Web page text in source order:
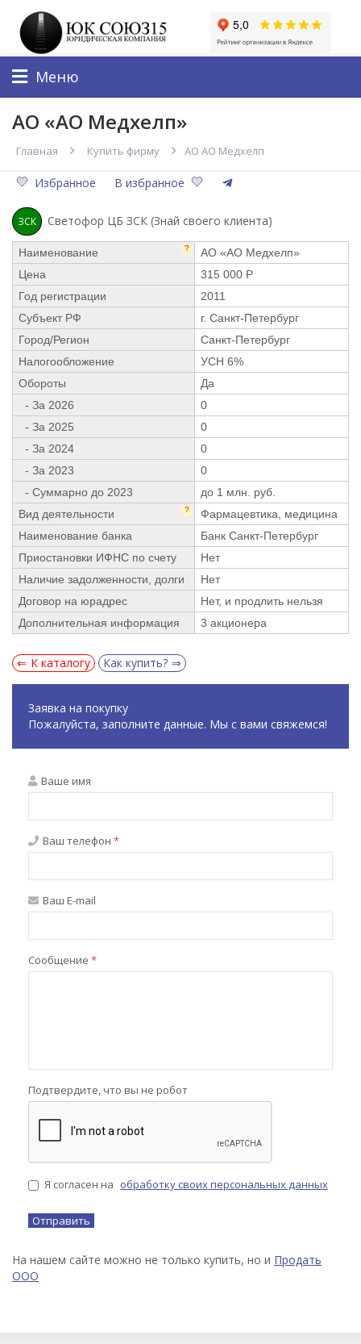
Меню
АО «АО Медхелп»
Главная Купить фирму АО АО Медхелп
Избранное В избранное
ЗСК Светофор ЦБ ЗСК (Знай своего клиента)
Наименование ?
АО «АО Медхелп»
Цена
315 000 Р
Год регистрации
2011
Субъект РФ
г. Санкт-Петербург
Город/Регион
Санкт-Петербург
Налогообложение
УСН 6%
Обороты
Да
- За 2026
0
- За 2025
0
- За 2024
0
- За 2023
0
- Суммарно до 2023
до 1 млн. руб.
Вид деятельности
?
Фармацевтика, медицина
Наименование банка
Банк Санкт-Петербург
Приостановки ИФНС по счету
Нет
Наличие задолженности, долги
Нет
Договор на юрадрес
Нет, и продлить нельзя
Дополнительная информация
3 акционера
К каталогу Как купить?
Заявка на покупку
Пожалуйста, заполните данные. Мы с вами свяжемся!
Ваше имя
Ваш телефон *
Ваш E-mail
Сообщение *
Подтвердите, что вы не робот
Я согласен на обработку своих персональных данных
На нашем сайте можно не только купить, но и Продать
ООО